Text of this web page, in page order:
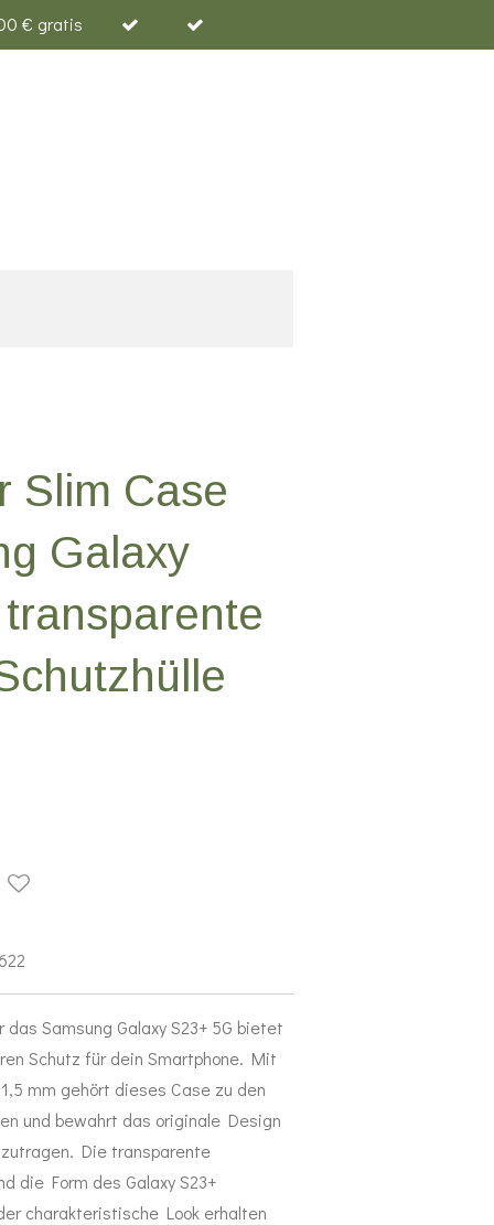
€ gratis
Slim Case
Galaxy
Samsung Galaxy S23+ 5G bietet
Schutz für dein Smartphone. Mit
mm gehört dieses Case zu den
und bewahrt das originale Design
Die transparente
die Form des Galaxy S23+
charakteristische Look erhalten